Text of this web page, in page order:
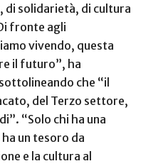
di solidarietà, di cultura
fronte agli
vivendo, questa
il futuro”, ha
che “il
del Terzo settore,
“Solo chi ha una
un tesoro da
e la cultura al